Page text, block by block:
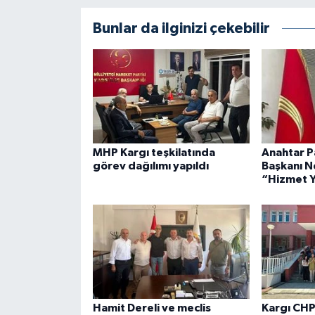
Bunlar da ilginizi çekebilir
MHP Kargı teşkilatında
görev dağılımı yapıldı
Anahtar
Başkanı
“Hizmet
Hamit Dereli ve meclis Kargı